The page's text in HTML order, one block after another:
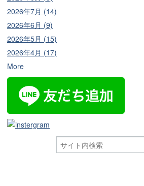
2026年7月 (14)
2026年6月 (9)
2026年5月 (15)
2026年4月 (17)
More